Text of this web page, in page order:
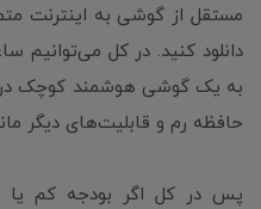
مستقل از گوشی به اینترنت
دانلود کنید. در کل می‌توانیم
به یک گوشی هوشمند کوچک در
حافظه رم و قابلیت‌های دیگر
پس در کل اگر بودجه کم یا